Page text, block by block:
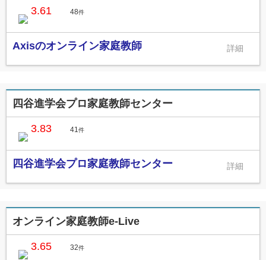
3.61 48件
Axisのオンライン家庭教師
四谷進学会プロ家庭教師センター
3.83 41 件
四谷進学会プロ家庭教師センター
オンライン家庭教師e-Live
3.65 32件